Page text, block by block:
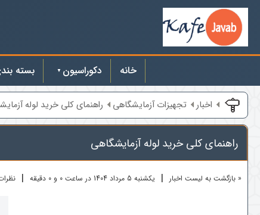
خانه دکوراسیون بسته
اخبار تجهیزات آزمایشگاهی راهنمای کلی خرید لوله
راهنمای کلی خرید لوله آزمایشگاهی
« بازگشت به لیست اخبار | یکشنبه 5 مرداد 1404 در ساعت 0 و 0 دقیقه |